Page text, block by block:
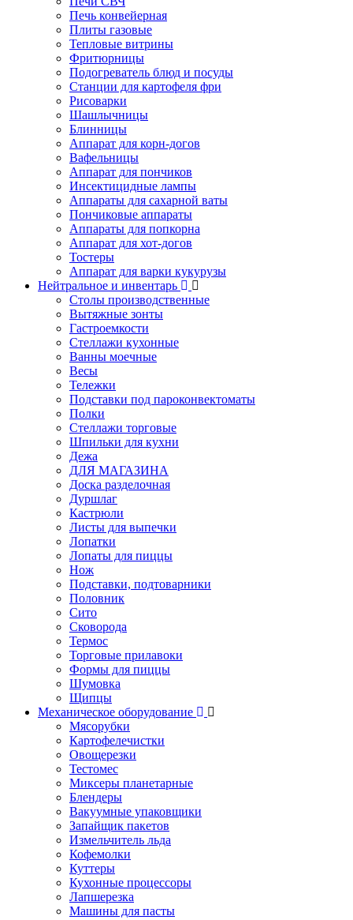
Печь конвейерная
Плиты газовые
Тепловые витрины
Фритюрницы
Подогреватель блюд и посуды
Станции для картофеля фри
Рисоварки
Шашлычницы
Блинницы
Аппарат для корн-догов
Вафельницы
Аппарат для пончиков
Инсектицидные лампы
Аппараты для сахарной ваты
Пончиковые аппараты
Аппараты для попкорна
Аппарат для хот-догов
Тостеры
Аппарат для варки кукурузы
Нейтральное и инвентарь
Столы производственные
Вытяжные зонты
Гастроемкости
Стеллажи кухонные
Ванны моечные
Весы
Тележки
Подставки под пароконвектоматы
Полки
Стеллажи торговые
Шпильки для кухни
Дежа
ДЛЯ МАГАЗИНА
Доска разделочная
Дуршлаг
Кастрюли
Листы для выпечки
Лопатки
Лопаты для пиццы
Нож
Подставки, подтоварники
Половник
Сито
Сковорода
Термос
Торговые прилавоки
Формы для пиццы
Шумовка
Щипцы
Механическое оборудование
Мясорубки
Картофелечистки
Овощерезки
Тестомес
Миксеры планетарные
Блендеры
Вакуумные упаковщики
Запайщик пакетов
Измельчитель льда
Кофемолки
Куттеры
Кухонные процессоры
Лапшерезка
Машины для пасты